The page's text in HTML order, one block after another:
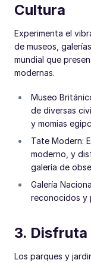
Cultura
Experimenta el
de museos,
mundial que
modernas.
Museo
de diversas
y momias
Tate Modern:
moderno, y
galería de
Galería
reconocidos y
3. Disfruta
Los parques y